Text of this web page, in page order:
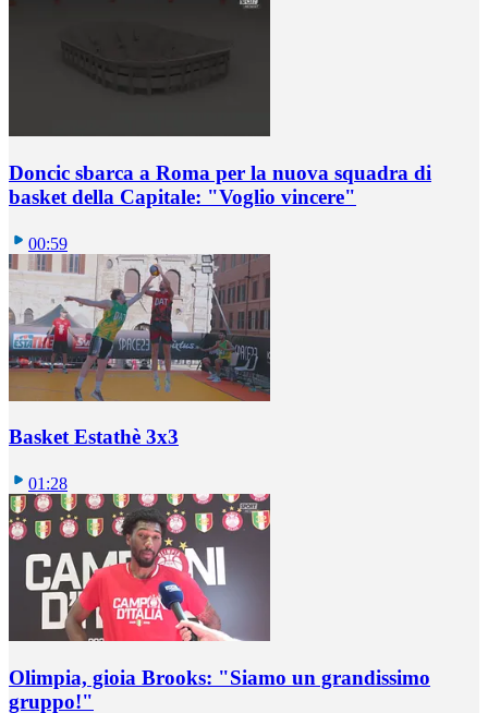
Doncic sbarca a Roma per la nuova squadra di
basket della Capitale: "Voglio vincere"
00:59
Basket Estathè 3x3
01:28
Olimpia, gioia Brooks: "Siamo un grandissimo
gruppo!"